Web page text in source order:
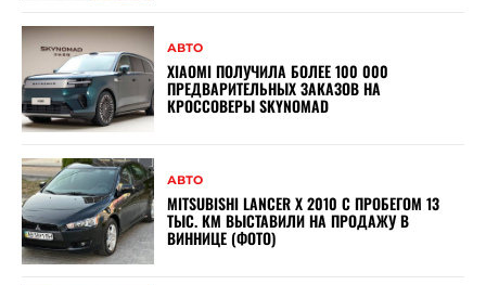
АВТО
XIAOMI ПОЛУЧИЛА БОЛЕЕ 100 000
ПРЕДВАРИТЕЛЬНЫХ ЗАКАЗОВ НА
КРОССОВЕРЫ SKYNOMAD
АВТО
MITSUBISHI LANCER X 2010 С ПРОБЕГОМ 13
ТЫС. КМ ВЫСТАВИЛИ НА ПРОДАЖУ В
ВИННИЦЕ (ФОТО)